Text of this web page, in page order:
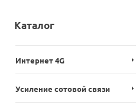
Каталог
Интернет 4G
Усиление сотовой связи